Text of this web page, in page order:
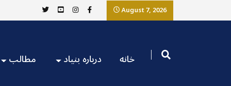
August 7, 2026
مطالب درباره بنیاد خانه